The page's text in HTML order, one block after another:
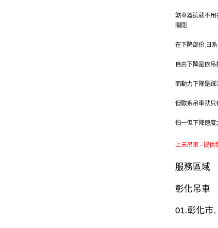
煞車器這就不用
關閉.
在下降部份,日
自由下降是依
而動力下降是
但歐系吊車就只
怕一但下降速度
上禾吊車 - 提供
服務區域
彰化吊車
01.彰化市,